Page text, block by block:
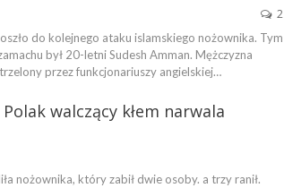
2
do kolejnego ataku islamskiego nożownika. Tym
był 20-letni Sudesh Amman. Mężczyzna
przez funkcjonariuszy angielskiej…
walczący kłem narwala
nożownika, który zabił dwie osoby. a trzy ranił.